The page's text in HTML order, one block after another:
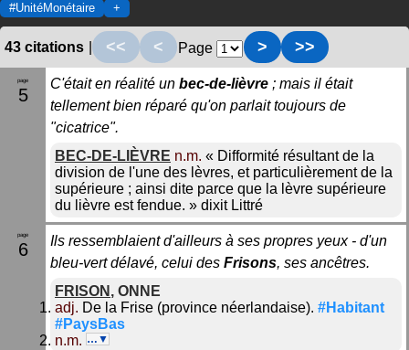
#UnitéMonétaire
+
43 citations << < Page > >>
5
C'était en réalité un bec-de-lièvre ; mais il était
tellement bien réparé qu'on parlait toujours de
"cicatrice".
BEC-DE-LIÈVRE n.m. « Difformité résultant de la
division de l'une des lèvres, et particulièrement de la
supérieure ; ainsi dite parce que la lèvre supérieure
du lièvre est fendue. » dixit Littré
6
Ils ressemblaient d'ailleurs à ses propres yeux - d'un
bleu-vert délavé, celui des Frisons, ses ancêtres.
FRISON , ONNE
adj. De la Frise (province néerlandaise). #Habitant
#PaysBas
n.m. …▼